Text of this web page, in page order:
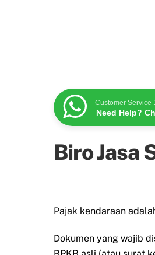
Customer Service
Need Help?
Biro Jasa
Pajak kendaraan
Dokumen yang wajib